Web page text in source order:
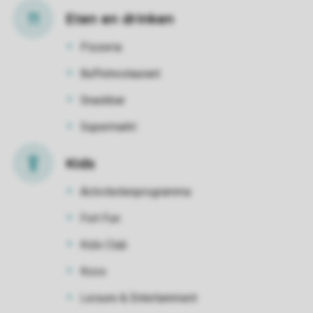
Eten en drinken
Pizzeria
Buffetrestaurant
Snackbar
Supermarkt
Kids
Activiteitenprogramma
Fort Fun
Kids Club
Koos
Leisure & Entertainment